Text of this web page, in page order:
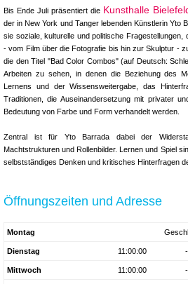
Bis Ende Juli präsentiert die Kunsthalle
der in New York und Tanger lebenden Künstlerin Yto
sie soziale, kulturelle und politische Fragestellungen,
- vom Film über die Fotografie bis hin zur Skulptur -
die den Titel "Bad Color Combos" (auf Deutsch:
Arbeiten zu sehen, in denen die Beziehung des
Lernens und der Wissensweitergabe, das
Traditionen, die Auseinandersetzung mit privater
Bedeutung von Farbe und Form verhandelt werden.
Zentral ist für Yto Barrada dabei der
Machtstrukturen und Rollenbilder. Lernen und Spiel
selbstständiges Denken und kritisches Hinterfragen
Öffnungszeiten und Adresse
Montag
Dienstag 11:00:00 -
Mittwoch 11:00:00 -